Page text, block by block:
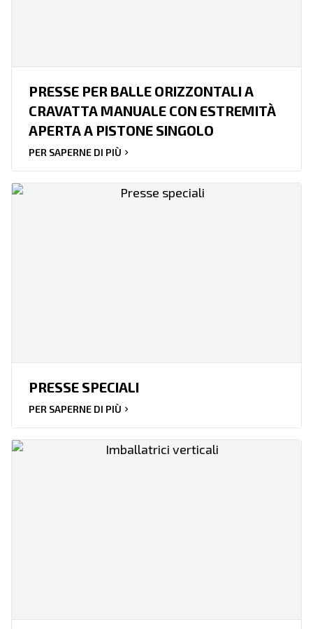
PRESSE PER BALLE ORIZZONTALI A
CRAVATTA MANUALE CON ESTREMITÀ
APERTA A PISTONE SINGOLO
PER SAPERNE DI PIÙ
PRESSE SPECIALI
PER SAPERNE DI PIÙ